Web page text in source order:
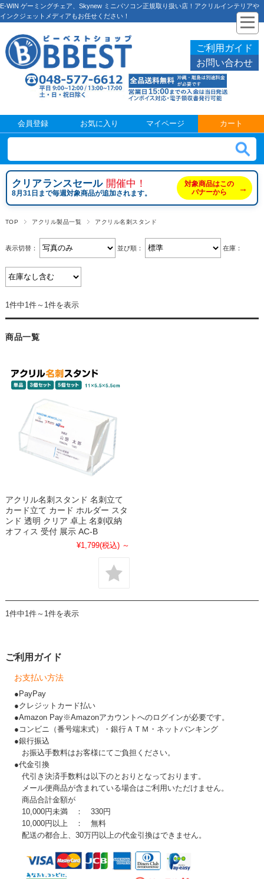
E-WIN ゲーミングチェア、Skynew ミニパソコン正規取り扱い店！アクリルインテリアや
インクジェットメディアもお任せください！
ご利用ガイド
お問い合わせ
会員登録 お気に入り マイページ カート
クリアランスセール 開催中！
8月31日まで毎週対象商品が追加されます。
対象商品はこの
バナーから
→
TOP アクリル製品一覧 アクリル名刺スタンド
表示切替： 並び順： 在庫：
1件中1件～1件を表示
商品一覧
アクリル名刺スタンド 名刺立て
カード立て カード ホルダー スタ
ンド 透明 クリア 卓上 名刺収納
オフィス 受付 展示 AC-B
¥1,799(税込) ～
1件中1件～1件を表示
ご利用ガイド
お支払い方法
●PayPay
●クレジットカード払い
●Amazon Pay※Amazonアカウントへのログインが必要です。
●コンビニ（番号端末式）・銀行ＡＴＭ・ネットバンキング
●銀行振込
お振込手数料はお客様にてご負担ください。
●代金引換
代引き決済手数料は以下のとおりとなっております。
メール便商品が含まれている場合はご利用いただけません。
商品合計金額が
10,000円未満 ： 330円
10,000円以上 ： 無料
配送の都合上、30万円以上の代金引換はできません。